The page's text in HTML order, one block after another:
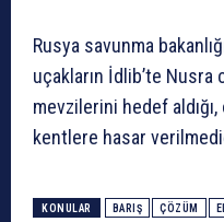
Rusya savunma
uçakların İdlib’te
mevzilerini hedef
kentlere hasar
KONULAR BARIŞ ÇÖZÜM